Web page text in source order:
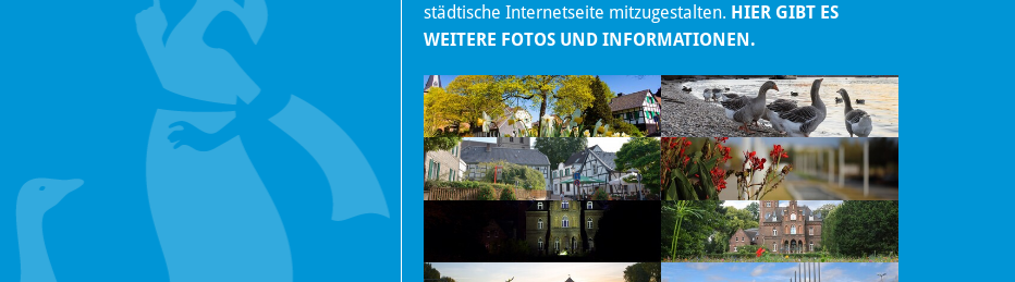
städtische Internetseite mitzugestalten. HIER GIBT ES
WEITERE FOTOS UND INFORMATIONEN.